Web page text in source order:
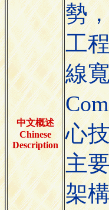
中文概述
Chinese
Description
勢
工
線
心
主
架